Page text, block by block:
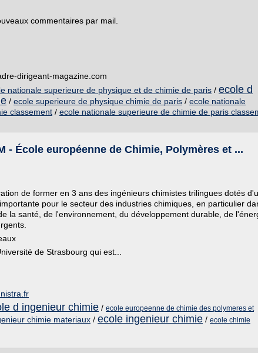
commentaires par mail.
dirigeant-magazine.com
nationale superieure de physique et de chimie de paris / ecole d
/ ecole superieure de physique chimie de paris / ecole nationale
classement / ecole nationale superieure de chimie de paris
- École européenne de Chimie, Polymères et ...
de former en 3 ans des ingénieurs chimistes trilingues dotés
pour le secteur des industries chimiques, en particulier
la santé, de l'environnement, du développement durable, de
de Strasbourg qui est...
d ingenieur chimie / ecole europeenne de chimie des polymeres et
chimie materiaux / ecole ingenieur chimie / ecole chimie